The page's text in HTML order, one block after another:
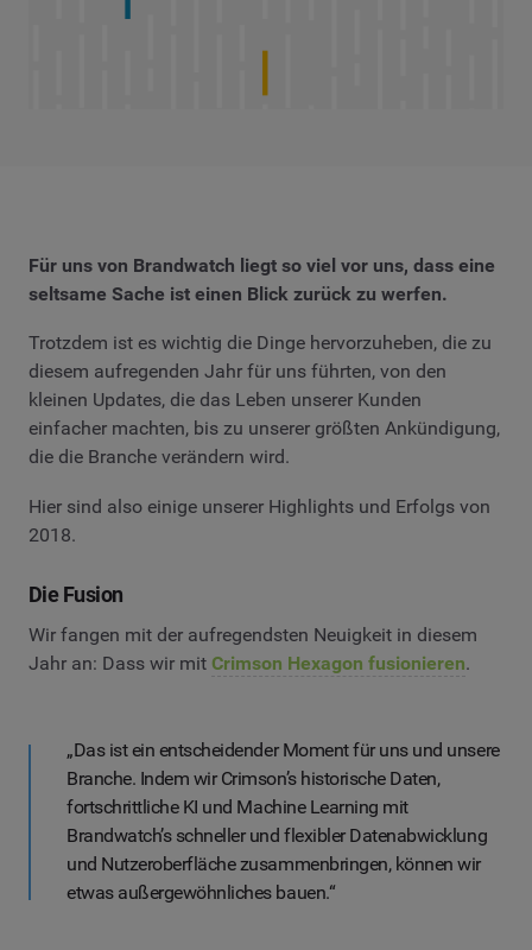
Für uns von Brandwatch liegt so viel vor uns, dass eine
seltsame Sache ist einen Blick zurück zu werfen.
Trotzdem ist es wichtig die Dinge hervorzuheben, die zu
diesem aufregenden Jahr für uns führten, von den
kleinen Updates, die das Leben unserer Kunden
einfacher machten, bis zu unserer größten Ankündigung,
die die Branche verändern wird.
Hier sind also einige unserer Highlights und Erfolgs von
2018.
Die Fusion
Wir fangen mit der aufregendsten Neuigkeit in diesem
Jahr an: Dass wir mit Crimson Hexagon fusionieren.
„Das ist ein entscheidender Moment für uns und unsere
Branche. Indem wir Crimson’s historische Daten,
fortschrittliche KI und Machine Learning mit
Brandwatch’s schneller und flexibler Datenabwicklung
und Nutzeroberfläche zusammenbringen, können wir
etwas außergewöhnliches bauen.“